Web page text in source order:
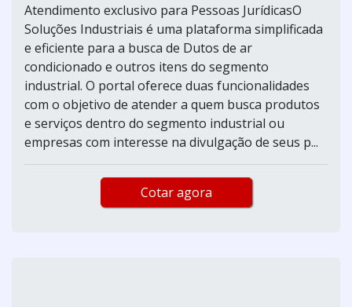
Atendimento exclusivo para Pessoas JurídicasO
Soluções Industriais é uma plataforma simplificada
e eficiente para a busca de Dutos de ar
condicionado e outros itens do segmento
industrial. O portal oferece duas funcionalidades
com o objetivo de atender a quem busca produtos
e serviços dentro do segmento industrial ou
empresas com interesse na divulgação de seus p...
Cotar agora